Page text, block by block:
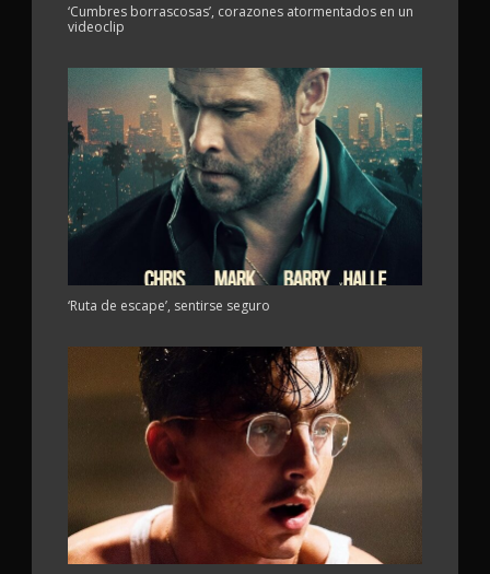
‘Cumbres borrascosas’, corazones atormentados en un
videoclip
‘Ruta de escape’, sentirse seguro